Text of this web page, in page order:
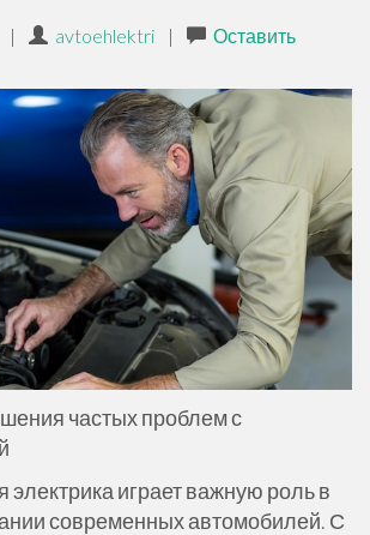
| avtoehlektri |
Оставить
частых проблем с
играет важную роль в
современных автомобилей. С